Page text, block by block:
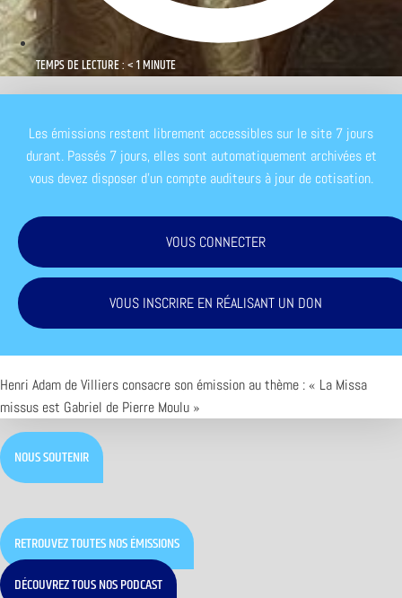
TEMPS DE LECTURE : < 1 MINUTE
Les émissions restent librement accessibles sur le site 7 jours
durant. Passés 7 jours, elles sont automatiquement archivées et
vous devez disposer d'un compte auditeurs à jour de cotisation.
VOUS CONNECTER
VOUS INSCRIRE EN RÉALISANT UN DON
Henri Adam de Villiers consacre son émission au thème : « La Missa
missus est Gabriel de Pierre Moulu »
NOUS SOUTENIR
RETROUVEZ TOUTES NOS ÉMISSIONS
DÉCOUVREZ TOUS NOS PODCAST